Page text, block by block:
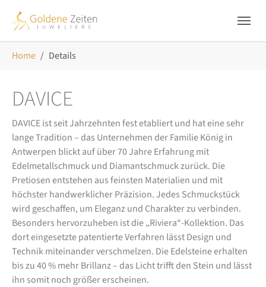
Home Details
DAVICE
DAVICE ist seit Jahrzehnten fest etabliert und hat eine sehr
lange Tradition – das Unternehmen der Familie König in
Antwerpen blickt auf über 70 Jahre Erfahrung mit
Edelmetallschmuck und Diamantschmuck zurück. Die
Pretiosen entstehen aus feinsten Materialien und mit
höchster handwerklicher Präzision. Jedes Schmuckstück
wird geschaffen, um Eleganz und Charakter zu verbinden.
Besonders hervorzuheben ist die „Riviera“-Kollektion. Das
dort eingesetzte patentierte Verfahren lässt Design und
Technik miteinander verschmelzen. Die Edelsteine erhalten
bis zu 40 % mehr Brillanz – das Licht trifft den Stein und lässt
ihn somit noch größer erscheinen.